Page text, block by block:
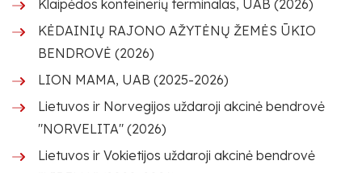
Klaipėdos konteinerių terminalas, UAB (2026)
KĖDAINIŲ RAJONO AŽYTĖNŲ ŽEMĖS ŪKIO
BENDROVĖ (2026)
LION MAMA, UAB (2025-2026)
Lietuvos ir Norvegijos uždaroji akcinė bendrovė
"NORVELITA" (2026)
Lietuvos ir Vokietijos uždaroji akcinė bendrovė